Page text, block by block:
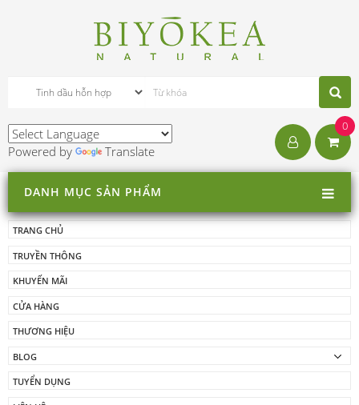
Powered by Translate
0
DANH MỤC SẢN PHẨM
TRANG CHỦ
TRUYỀN THÔNG
KHUYẾN MÃI
CỬA HÀNG
THƯƠNG HIỆU
BLOG
TUYỂN DỤNG